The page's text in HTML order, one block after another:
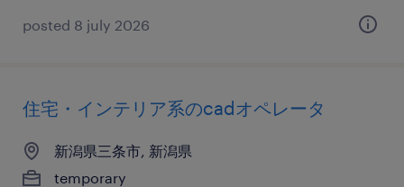
posted 8 july 2026
住宅・インテリア系のcadオペレータ
新潟県三条市, 新潟県
temporary